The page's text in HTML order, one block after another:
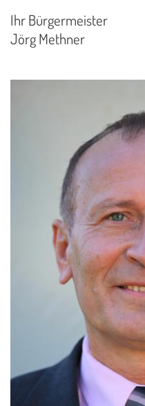
Ihr Bürgermeister
Jörg Methner